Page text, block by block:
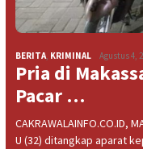
BERITA, KRIMINAL Agustus 4,
Pria di
Pacar …
CAKRAWALAINFO.CO.ID,
U (32) ditangkap aparat